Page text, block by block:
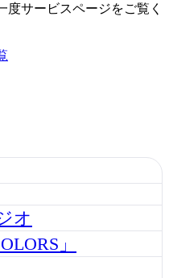
度サービスページをご覧く
オ
」